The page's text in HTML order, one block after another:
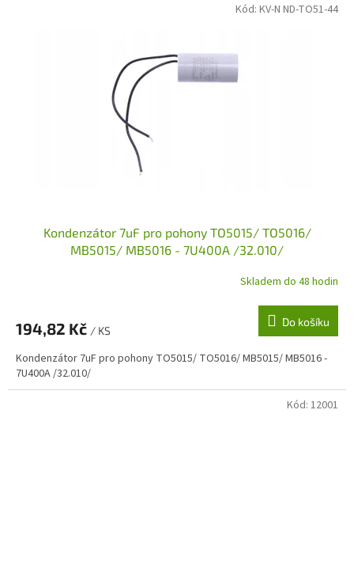
Kondenzátor 7uF pro pohony TO5015/ TO5016/
MB5015/ MB5016 - 7U400A /32.010/
Skladem do 48 hodin
194,82 Kč / KS
Do košíku
Kondenzátor 7uF pro pohony TO5015/ TO5016/ MB5015/ MB5016 -
7U400A /32.010/
Kód: KV-N ND-TO51-44
Kód: 12001